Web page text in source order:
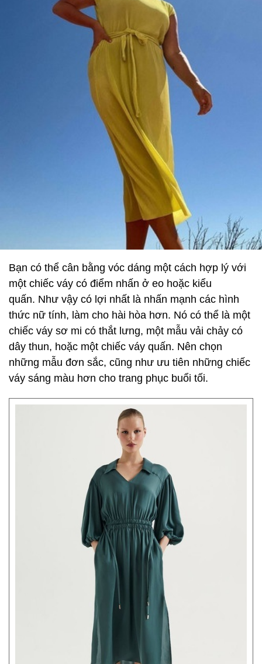
Bạn có thể cân bằng vóc dáng một cách hợp lý với
một chiếc váy có điểm nhấn ở eo hoặc kiểu
quấn. Như vậy có lợi nhất là nhấn mạnh các hình
thức nữ tính, làm cho hài hòa hơn. Nó có thể là một
chiếc váy sơ mi có thắt lưng, một mẫu vải chảy có
dây thun, hoặc một chiếc váy quấn. Nên chọn
những mẫu đơn sắc, cũng như ưu tiên những chiếc
váy sáng màu hơn cho trang phục buổi tối.